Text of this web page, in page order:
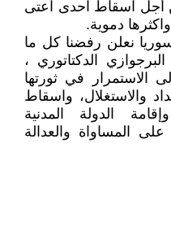
أجل اسقاط احدى اعتى
واكثرها دموية.
سوريا نعلن رفضنا كل ما
الدكتاتوري ،
الاستمرار في ثورتها
والاستغلال، واسقاط
الدولة المدنية
على المساواة والعدالة